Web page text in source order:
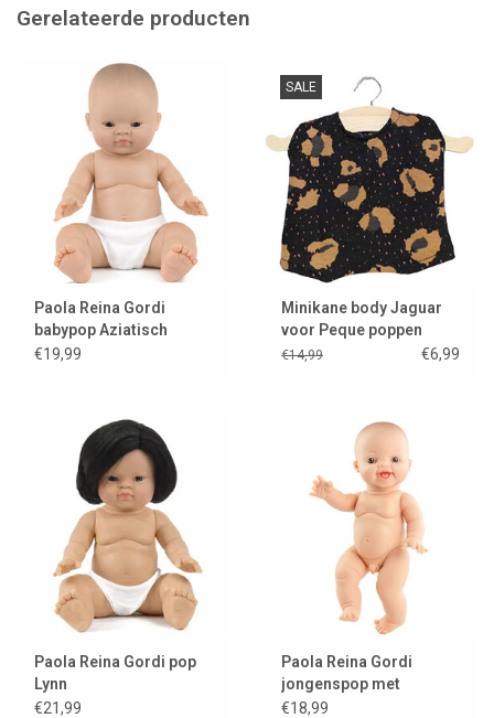
Gerelateerde producten
Paola Reina Gordi
babypop Aziatisch
jongen
€19,99
SALE
Minikane body Jaguar
voor Peque poppen
€14,99 €6,99
Paola Reina Gordi pop
Lynn
€21,99
Paola Reina Gordi
jongenspop met
wenkbrauwen lachend
€18,99